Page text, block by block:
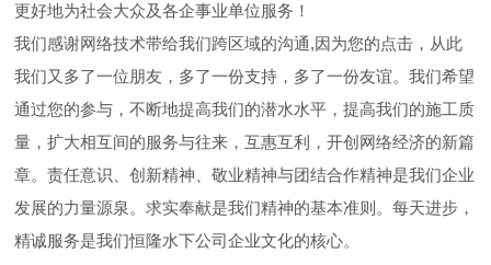
更好地为社会大众及各企事业单位服务！
我们感谢网络技术带给我们跨区域的沟通,因为您的点击，从此
我们又多了一位朋友，多了一份支持，多了一份友谊。我们希望
通过您的参与，不断地提高我们的潜水水平，提高我们的施工质
量，扩大相互间的服务与往来，互惠互利，开创网络经济的新篇
章。责任意识、创新精神、敬业精神与团结合作精神是我们企业
发展的力量源泉。求实奉献是我们精神的基本准则。每天进步，
精诚服务是我们恒隆水下公司企业文化的核心。